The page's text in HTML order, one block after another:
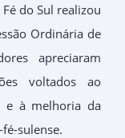
do Sul realizou
Ordinária de
apreciaram
voltados ao
e à melhoria da
sulense.